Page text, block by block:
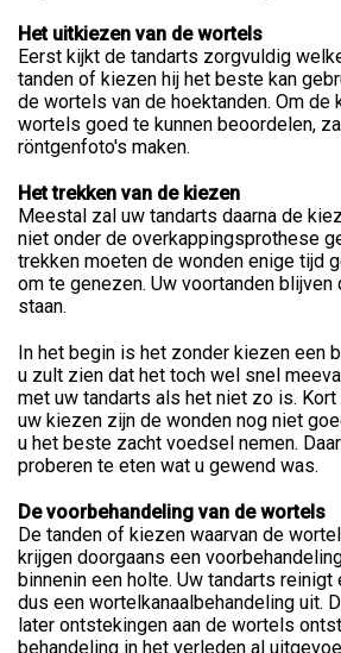
Het uitkiezen van de wortels
Eerst kijkt de tandarts zorgvuldig
tanden of kiezen hij het beste kan
de wortels van de hoektanden. Om de
wortels goed te kunnen beoordelen,
röntgenfoto's maken.
Het trekken van de kiezen
Meestal zal uw tandarts daarna de
niet onder de overkappingsprothese
trekken moeten de wonden enige tijd
om te genezen. Uw voortanden
staan.
In het begin is het zonder kiezen een
u zult zien dat het toch wel snel
met uw tandarts als het niet zo is. Kort
uw kiezen zijn de wonden nog niet
u het beste zacht voedsel nemen.
proberen te eten wat u gewend was.
De voorbehandeling van de wortels
De tanden of kiezen waarvan de
krijgen doorgaans een
binnenin een holte. Uw tandarts reinigt
dus een wortelkanaalbehandeling uit.
later ontstekingen aan de wortels
behandeling in het verleden al